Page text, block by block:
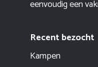
eenvoudig een
Recent bezocht
Kampen